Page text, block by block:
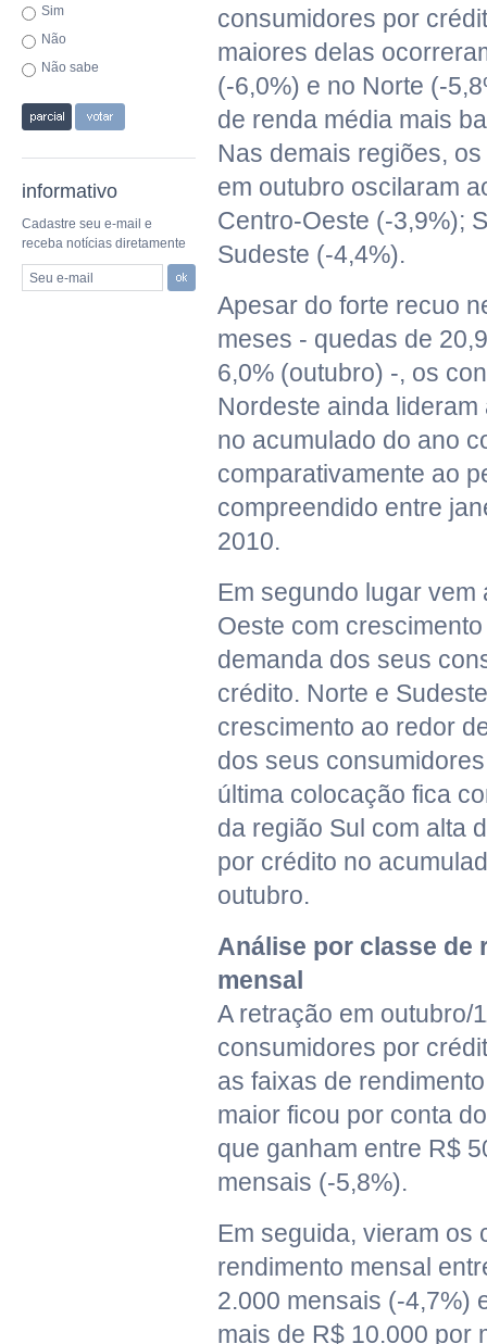
Sim
Não
Não sabe
informativo
Cadastre seu e-mail e
receba notícias diretamente
Seu e-mail
consumidores por
maiores delas
(-6,0%) e no Norte (-
de renda média mais
Nas demais regiões,
em outubro oscilaram
Centro-Oeste (-3,9%);
Sudeste (-4,4%).
Apesar do forte recuo
meses - quedas de
6,0% (outubro) -, os
Nordeste ainda
no acumulado do ano
comparativamente ao
compreendido entre
2010.
Em segundo lugar vem
Oeste com
demanda dos seus
crédito. Norte e
crescimento ao redor
dos seus
última colocação fica
da região Sul com alta
por crédito no
outubro.
Análise por classe de
mensal
A retração em outubro/
consumidores por
as faixas de
maior ficou por conta
que ganham entre R$
mensais (-5,8%).
Em seguida, vieram os
rendimento mensal
2.000 mensais (-4,7%)
mais de R$ 10.000 por